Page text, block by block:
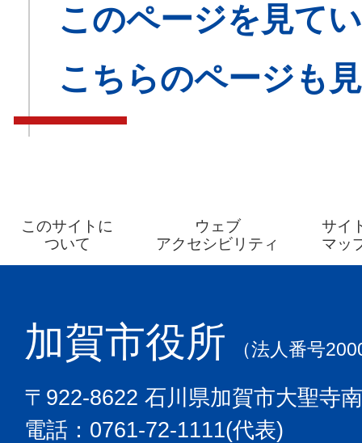
このページを見て
こちらのページも
このサイトに
ついて
ウェブ
アクセシビリティ
サイ
マッ
加賀市役所 （法人番号
〒922-8622 石川県加賀市大聖寺
電話：0761-72-1111(代表)